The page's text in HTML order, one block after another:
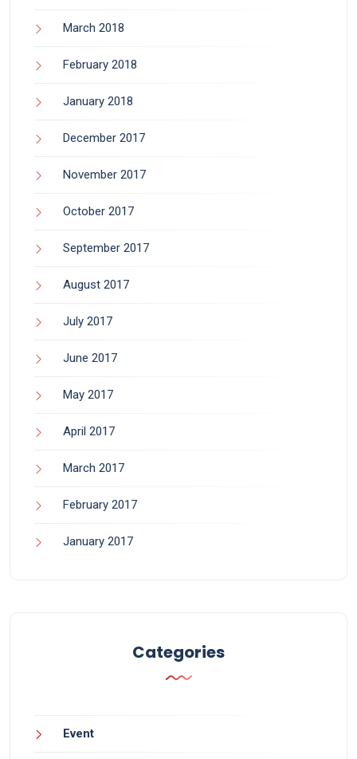
March 2018
February 2018
January 2018
December 2017
November 2017
October 2017
September 2017
August 2017
July 2017
June 2017
May 2017
April 2017
March 2017
February 2017
January 2017
Categories
Event